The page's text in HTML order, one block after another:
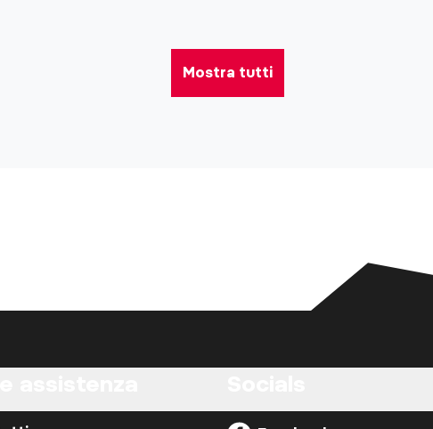
Mostra tutti